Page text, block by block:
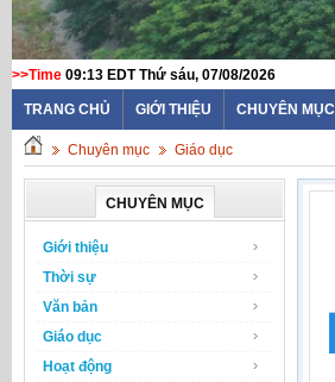
>>Time 09:13 EDT Thứ sáu, 07/08/2026
TRANG CHỦ GIỚI THIỆU CHUYÊN MỤC
Chuyên mục Giáo dục
CHUYÊN MỤC
Giới thiệu
Thời sự
Văn bản
Giáo dục
Hoạt động